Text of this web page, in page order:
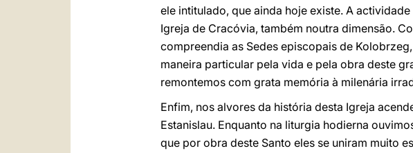
ele intitulado, que ainda hoje existe. A
Igreja de Cracóvia, também noutra dimensão.
compreendia as Sedes episcopais de
maneira particular pela vida e pela obra deste
remontemos com grata memória à milenária
Enfim, nos alvores da história desta Igreja
Estanislau. Enquanto na liturgia hodierna
que por obra deste Santo eles se uniram muito